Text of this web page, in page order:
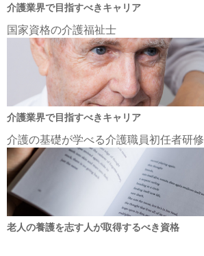
介護業界で目指すべきキャリア
国家資格の介護福祉士
介護業界で目指すべきキャリア
介護の基礎が学べる介護職員初任者研修
老人の養護を志す人が取得するべき資格